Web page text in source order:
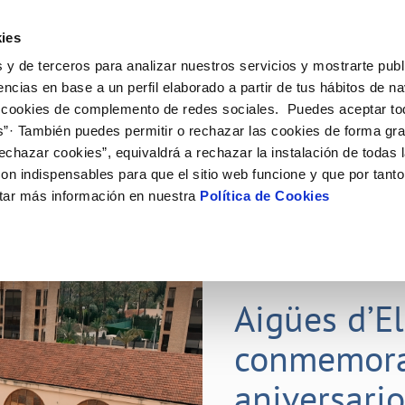
y de terceros para analizar nuestros servicios y mostrarte
en base a un perfil elaborado a partir de tus hábitos de
de complemento de redes sociales. Puedes aceptar
También puedes permitir o rechazar las cookies de forma
cookies”, equivaldrá a rechazar la instalación de todas
indispensables para que el sitio web funcione y que por
más información en nuestra Política de Cookies
de titular
de suministro
MODIFICACIÓN DE DATOS
Actualizar datos bancarios
Actualizar datos de
VER TODAS LAS GESTIONES
Tu Servicio
AL CLIENTE
contacto
y afectaciones
e impresos
COMPROMISO DE SERVICIO
Carta de compromisos
Customer Counsel (Defensa del
Tu Agua
del agua
consumidor
CUIDADOS DEL AGUA
Consejos de ahorro
Depósitos comunitarios
Conócenos
DE GESTIÓN Y CERTIFICADOS
MEDIDAS ANTIFRAUDE
PERFIL DEL CONTRATANTE
Plataforma de contratación del
público
Portal del proveedor
Aigües